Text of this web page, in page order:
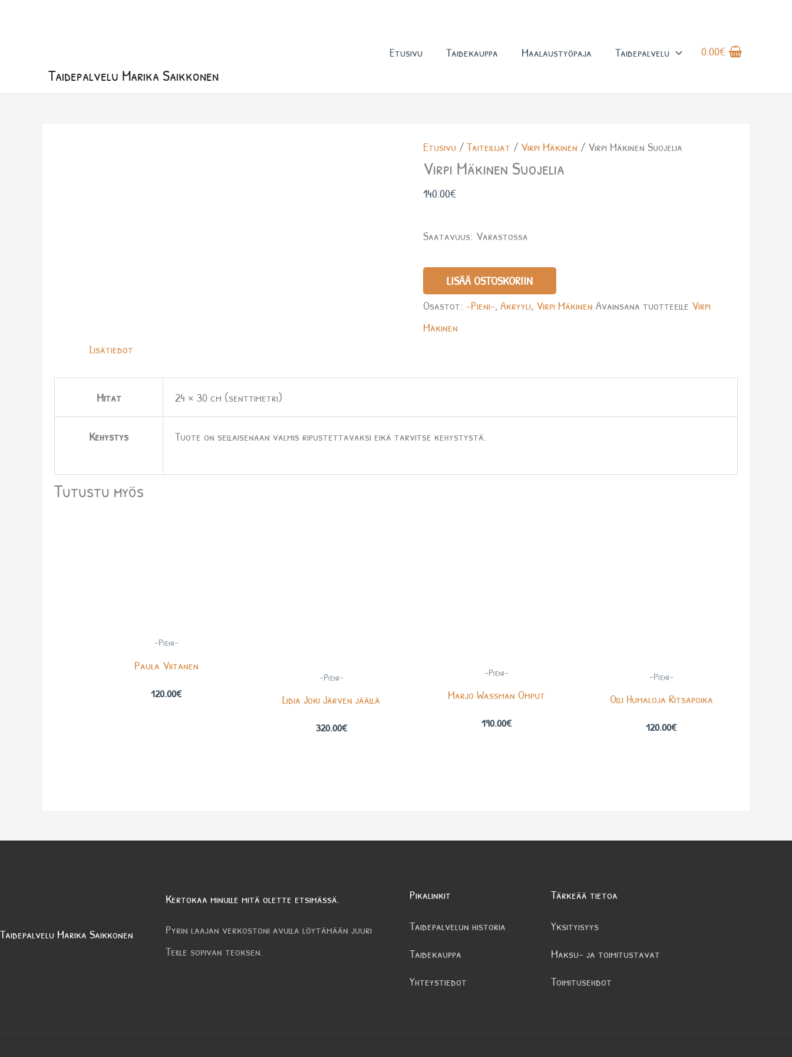
Taidepalvelu Marika Saikkonen
Etusivu Taidekauppa Maalaustyöpaja Taidepalvelu 0.00€
Etusivu /Taiteilijat / Virpi Mäkinen / Virpi Mäkinen Suojelia
Virpi Mäkinen Suojelia
140.00€
Saatavuus: Varastossa
Mäkinen
Suojelia
määrä
LISÄÄ OSTOSKORIIN
Osastot:-Pieni-,Akryyli, Virpi Mäkinen Avainsana tuotteelle Virpi
Mäkinen
Lisätiedot
Mitat 24 × 30 cm (senttimetri)
Kehystys Tuote on sellaisenaan valmis ripustettavaksi eikä tarvitse kehystystä.
Tutustu myös
-Pieni-
Paula Viitanen
120.00€
-Pieni-
Lidia Joki Järven jäällä
320.00€
-Pieni-
Marjo Wassman Omput
190.00€
-Pieni-
Olli Humaloja Ritsapoika
120.00€
Taidepalvelu Marika Saikkonen
Kertokaa minulle mitä olette etsimässä.
Pyrin laajan verkostoni avulla löytämään juuri
Teille sopivan teoksen.
Pikalinkit
Taidepalvelun historia
Taidekauppa
Yhteystiedot
Tärkeää tietoa
Yksityisyys
Maksu- ja toimitustavat
Toimitusehdot